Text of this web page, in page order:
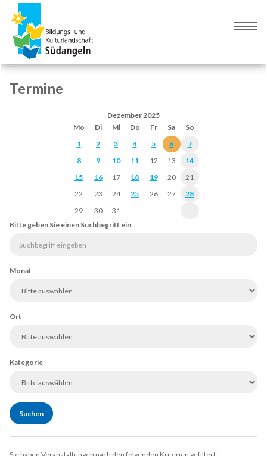
Navigation
springen
Inhalt
springen
Termine
Dezember 2025
Mo
Di Mi Do Fr Sa
So
1
2 3 4 5 6
7
8
9 10 11 12 13
14
15
16 17 18 19 20
21
22
23 24 25 26 27
28
29
30
31
Bitte geben Sie einen Suchbegriff ein
Monat
Ort
Kategorie